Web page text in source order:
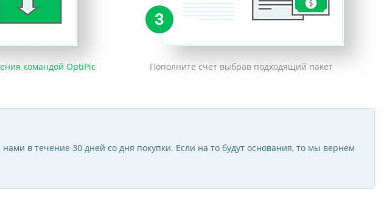
командой OptiPic
3
Пополните счет выбрав подходящий пакет
в течение 30 дней со дня покупки. Если на то будут основания, то мы вернем